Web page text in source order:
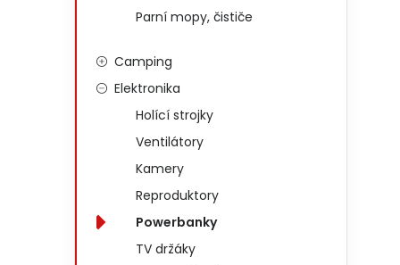
Parní mopy, čističe
Camping
Elektronika
Holící strojky
Ventilátory
Kamery
Reproduktory
Powerbanky
TV držáky